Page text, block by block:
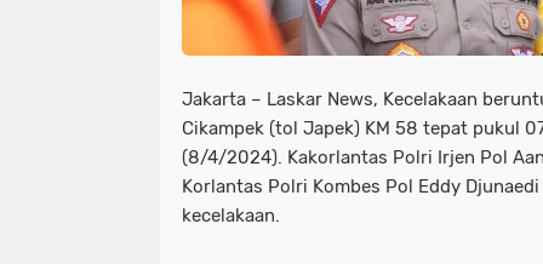
Dua Pemuda Tewas Adu Banteng di
Infrastruktur Jalan Dusun Kateng
iyyah Baitur Rohman Gelar Maulidur
Jagal dan Pedagang RPH Pegirian
destinasi wisata di bangkalan
getaran terasa di blitar gratis
imbas aksi demo di ketapang
ingatkan harus humanis
Jakarta – Laskar News, Kecelakaan
Cikampek (tol Japek) KM 58 tepat pukul
(8/4/2024). Kakorlantas Polri Irjen Pol
Korlantas Polri Kombes Pol Eddy
kecelakaan.